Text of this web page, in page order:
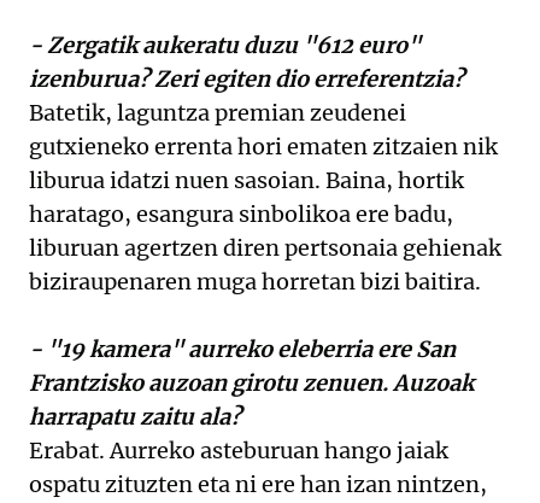
- Zergatik aukeratu duzu "612 euro"
izenburua? Zeri egiten dio erreferentzia?
Batetik, laguntza premian zeudenei
gutxieneko errenta hori ematen zitzaien nik
liburua idatzi nuen sasoian. Baina, hortik
haratago, esangura sinbolikoa ere badu,
liburuan agertzen diren pertsonaia gehienak
biziraupenaren muga horretan bizi baitira.
- "19 kamera" aurreko eleberria ere San
Frantzisko auzoan girotu zenuen. Auzoak
harrapatu zaitu ala?
Erabat. Aurreko asteburuan hango jaiak
ospatu zituzten eta ni ere han izan nintzen,